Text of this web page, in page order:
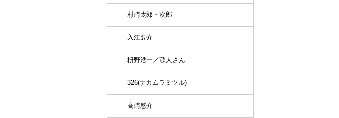
村崎太郎・次郎
入江要介
枡野浩一／歌人さん
326(ナカムラミツル)
高崎悠介